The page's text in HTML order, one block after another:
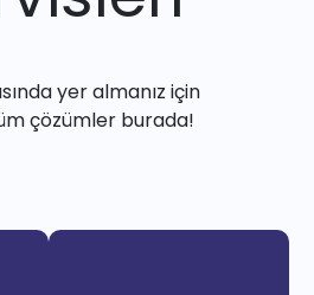
yer almanız için
çözümler burada!